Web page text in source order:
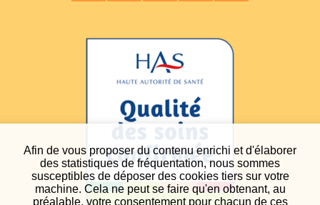
Afin de vous proposer du contenu enrichi et d'élaborer
des statistiques de fréquentation, nous sommes
susceptibles de déposer des cookies tiers sur votre
machine. Cela ne peut se faire qu'en obtenant, au
préalable, votre consentement pour chacun de ces